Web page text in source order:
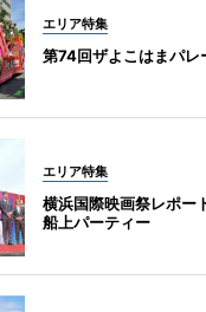
エリア特集
第74回ザよこはまパ
エリア特集
横浜国際映画祭レポ
船上パーティー